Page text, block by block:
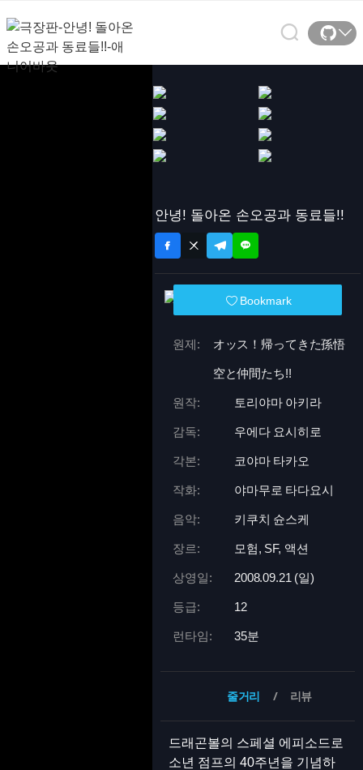
안녕! 돌아온 손오공과 동료들!!
Bookmark
원제: オッス！帰ってきた孫悟
空と仲間たち!!
원작: 토리야마 아키라
감독: 우에다 요시히로
각본: 코야마 타카오
작화: 야마무로 타다요시
음악: 키쿠치 슌스케
장르: 모험, SF, 액션
상영일: 2008.09.21 (일)
등급: 12
런타임: 35분
줄거리 리뷰
드래곤볼의 스페셜 에피소드로
소년 점프의 40주년을 기념하